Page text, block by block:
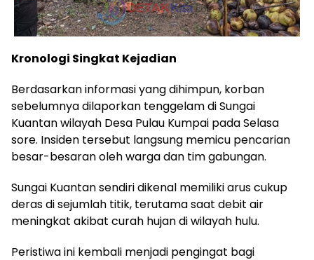
Kronologi Singkat Kejadian
Berdasarkan informasi yang dihimpun, korban
sebelumnya dilaporkan tenggelam di Sungai
Kuantan wilayah Desa Pulau Kumpai pada Selasa
sore. Insiden tersebut langsung memicu pencarian
besar-besaran oleh warga dan tim gabungan.
Sungai Kuantan sendiri dikenal memiliki arus cukup
deras di sejumlah titik, terutama saat debit air
meningkat akibat curah hujan di wilayah hulu.
Peristiwa ini kembali menjadi pengingat bagi